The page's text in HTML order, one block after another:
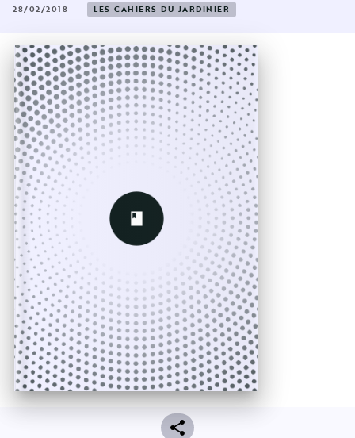
28/02/2018 LES CAHIERS DU JARDINIER